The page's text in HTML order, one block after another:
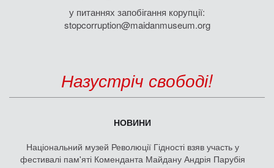
у питаннях запобігання корупції:
stopcorruption@maidanmuseum.org
Назустріч свободі!
НОВИНИ
Національний музей Революції Гідності взяв участь у
фестивалі пам'яті Коменданта Майдану Андрія Парубія